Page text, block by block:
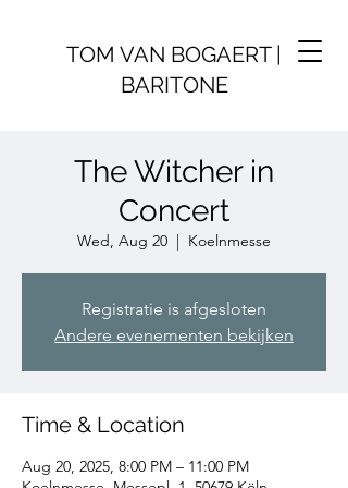
TOM VAN BOGAERT |
BARITONE
The Witcher in
Concert
Wed, Aug 20
  |
Koelnmesse
Registratie is afgesloten
Andere evenementen bekijken
Time & Location
Aug 20, 2025, 8:00 PM – 11:00 PM